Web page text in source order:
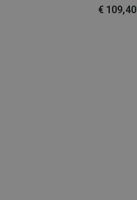
€ 109,40